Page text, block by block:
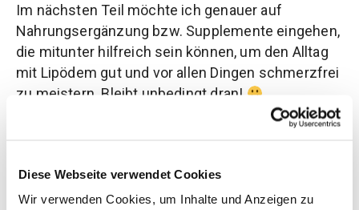
Diese Webseite verwendet Cookies
Wir verwenden Cookies, um Inhalte und Anzeigen zu
Im nächsten Teil möchte ich genauer auf
Nahrungsergänzung bzw. Supplemente eingehen,
die mitunter hilfreich sein können, um den Alltag
mit Lipödem gut und vor allen Dingen schmerzfrei
zu meistern. Bleibt unbedingt dran!